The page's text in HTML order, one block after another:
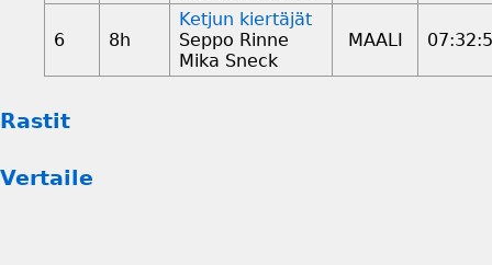
6 8h
Ketjun kiertäjät
Seppo Rinne
Mika Sneck
MAALI
Rastit
Vertaile